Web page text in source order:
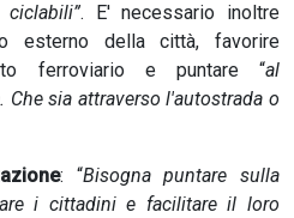
. E' necessario inoltre
esterno della città, favorire
ferroviario e puntare “al
sia attraverso l'autostrada o
: “Bisogna puntare sulla
i cittadini e facilitare il loro